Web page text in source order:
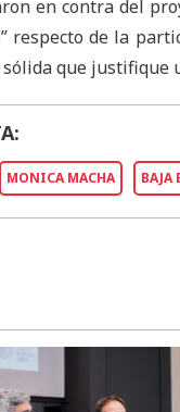
en contra del
respecto de la
que justifique
MONICA MACHA BAJA